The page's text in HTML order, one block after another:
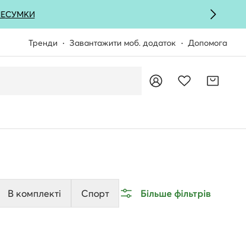
СУМКИ
Тренди Завантажити моб. додаток Допомога
В комплекті Спорт Більше фільтрів